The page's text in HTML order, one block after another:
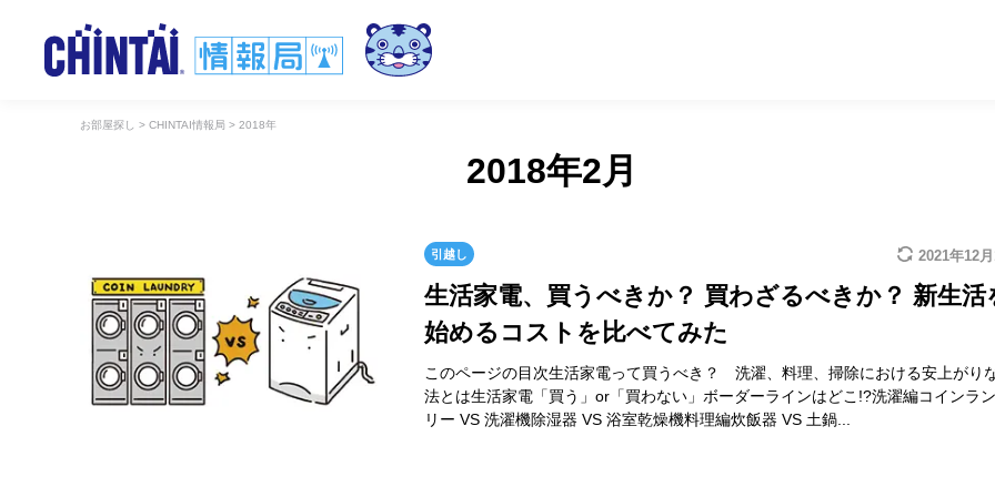
お部屋探し > CHINTAI情報局 > 2018年
2018年2月
引越し 2021年12月
生活家電、買うべきか？ 買わざるべきか？ 新生活
始めるコストを比べてみた
このページの目次生活家電って買うべき？ 洗濯、料理、掃除における安上がり
法とは生活家電「買う」or「買わない」ボーダーラインはどこ!?洗濯編コインラ
リー VS 洗濯機除湿器 VS 浴室乾燥機料理編炊飯器 VS 土鍋...